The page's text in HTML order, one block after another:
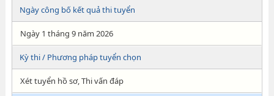
Ngày công bố kết quả thi tuyển
Ngày 1 tháng 9 năm 2026
Kỳ thi / Phương pháp tuyển chọn
Xét tuyển hồ sơ, Thi vấn đáp